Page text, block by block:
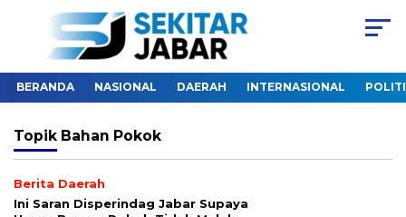
BERANDA NASIONAL DAERAH INTERNASIONAL
Topik Bahan Pokok
Berita Daerah
Ini Saran Disperindag Jabar Supaya